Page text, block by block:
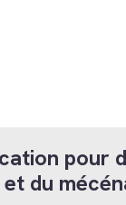
pour
du